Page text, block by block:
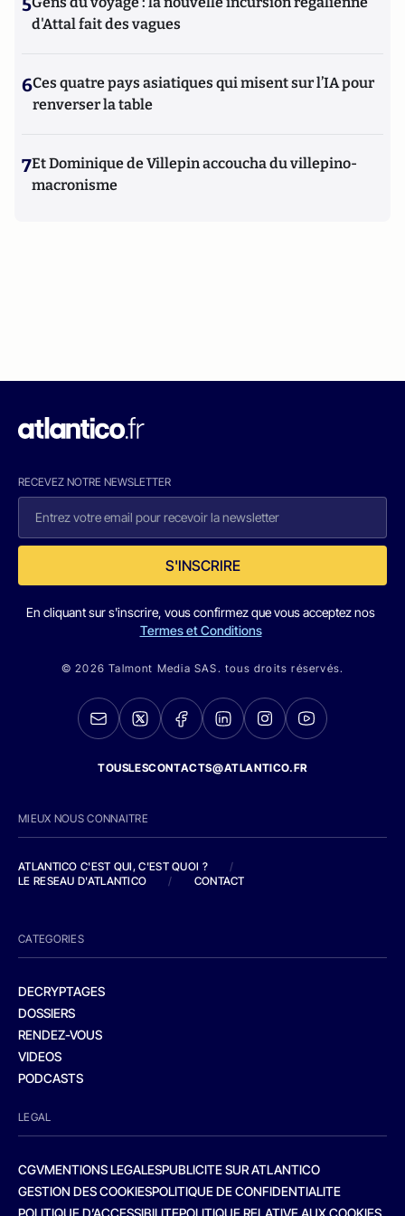
d'Attal fait des vagues
6Ces quatre pays asiatiques qui misent sur l’IA pour
renverser la table
7Et Dominique de Villepin accoucha du villepino-
macronisme
RECEVEZ NOTRE NEWSLETTER
S'INSCRIRE
En cliquant sur s'inscrire, vous confirmez que vous acceptez nos
Termes et Conditions
© 2026 Talmont Media SAS. tous droits réservés.
TOUSLESCONTACTS@ATLANTICO.FR
MIEUX NOUS CONNAITRE
ATLANTICO C'EST QUI, C'EST QUOI ?
/
LE RESEAU D'ATLANTICO
/ CONTACT
CATEGORIES
DECRYPTAGES
DOSSIERS
RENDEZ-VOUS
VIDEOS
PODCASTS
LEGAL
CGVMENTIONS LEGALESPUBLICITE SUR ATLANTICO
GESTION DES COOKIESPOLITIQUE DE CONFIDENTIALITE